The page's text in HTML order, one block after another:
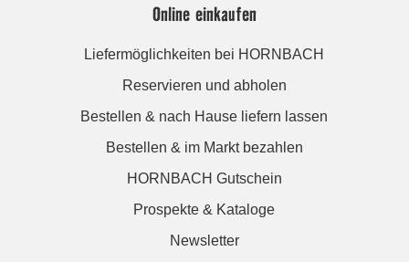
Online einkaufen
Liefermöglichkeiten bei HORNBACH
Reservieren und abholen
Bestellen & nach Hause liefern lassen
Bestellen & im Markt bezahlen
HORNBACH Gutschein
Prospekte & Kataloge
Newsletter